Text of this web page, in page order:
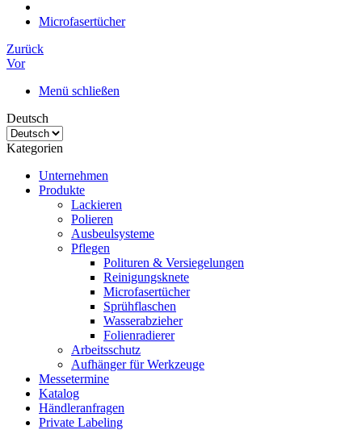
Microfasertücher
Zurück
Vor
Menü schließen
Deutsch
Kategorien
Unternehmen
Produkte
Lackieren
Polieren
Ausbeulsysteme
Pflegen
Polituren & Versiegelungen
Reinigungsknete
Microfasertücher
Sprühflaschen
Wasserabzieher
Folienradierer
Arbeitsschutz
Aufhänger für Werkzeuge
Messetermine
Katalog
Händleranfragen
Private Labeling